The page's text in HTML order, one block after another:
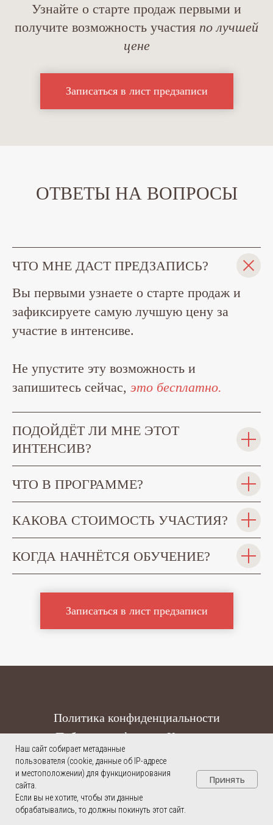
Узнайте о старте продаж первыми и
получите возможность участия по лучшей
цене
Записаться в лист предзаписи
ОТВЕТЫ НА ВОПРОСЫ
ЧТО МНЕ ДАСТ ПРЕДЗАПИСЬ?
Вы первыми узнаете о старте продаж и
зафиксируете самую лучшую цену за
участие в интенсиве.
Не упустите эту возможность и
запишитесь сейчас, это бесплатно.
ПОДОЙДЁТ ЛИ МНЕ ЭТОТ
ИНТЕНСИВ?
ЧТО В ПРОГРАММЕ?
КАКОВА СТОИМОСТЬ УЧАСТИЯ?
КОГДА НАЧНЁТСЯ ОБУЧЕНИЕ?
Записаться в лист предзаписи
Политика конфиденциальности
Публичная оферта
Контакты
ИП Басманова Татьяна Анатольевна © 2022
ИНН 164800411600
ОГРН 321169000110422
Наш сайт собирает метаданные
пользователя (cookie, данные об IP-адресе
и местоположении) для функционирования
сайта.
Если вы не хотите, чтобы эти данные
обрабатывались, то должны покинуть этот сайт.
Принять